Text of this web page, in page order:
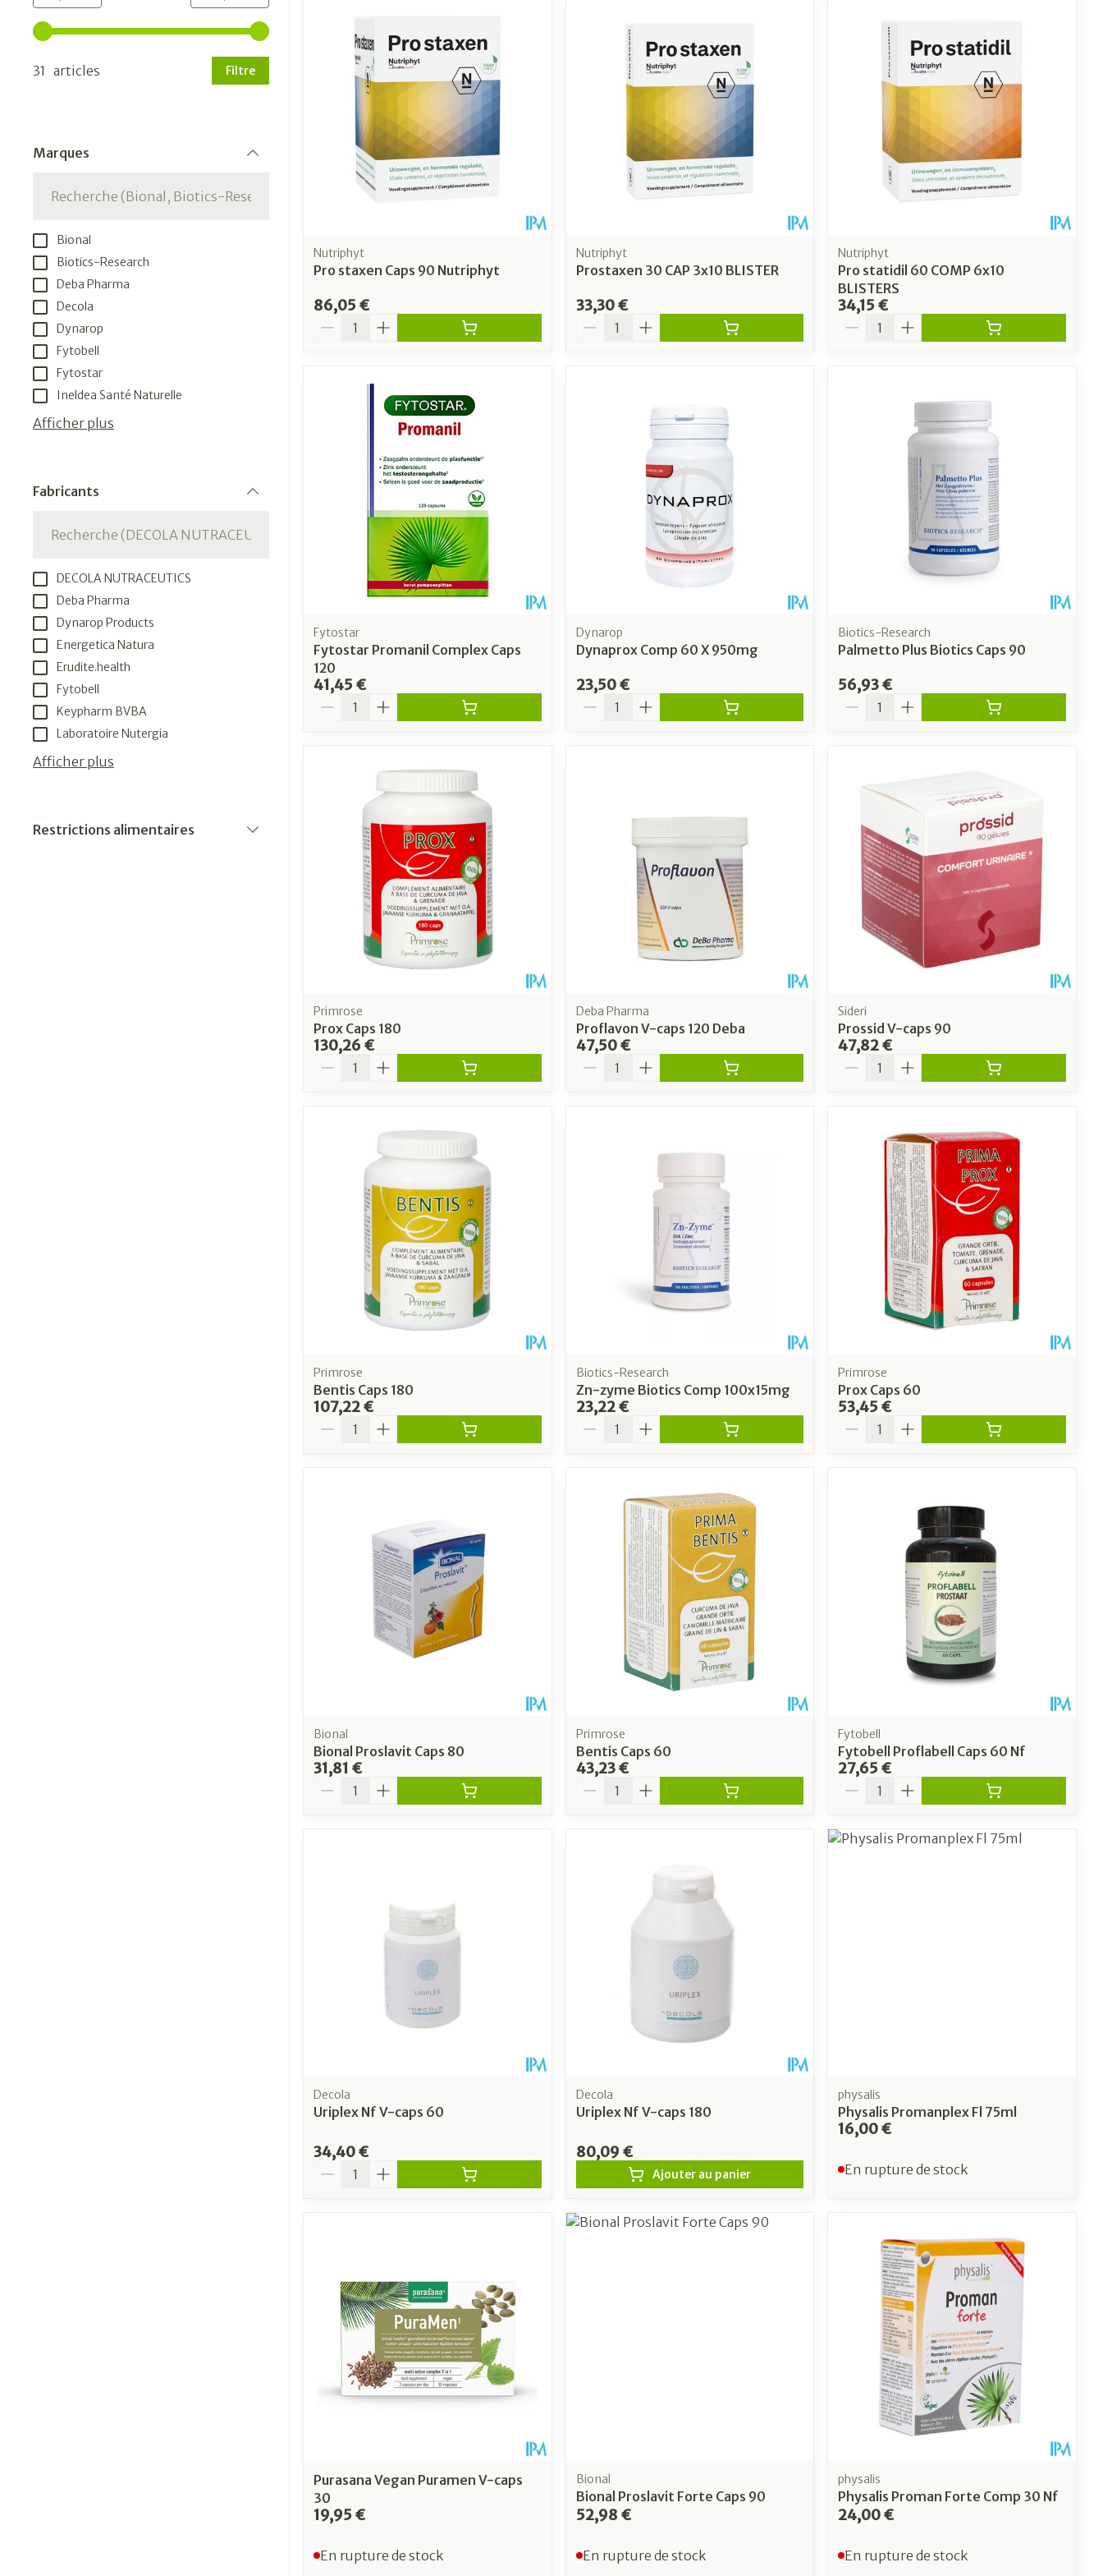
Utilisez les touches fléchées gauche et droite pour ajuster les valeurs minimales et maximales du prix.
31 articles Filtre
Marques
Bional
Biotics-Research
Deba Pharma
Decola
Dynarop
Fytobell
Fytostar
Ineldea Santé Naturelle
Afficher plus
Fabricants
DECOLA NUTRACEUTICS
Deba Pharma
Dynarop Products
Energetica Natura
Erudite.health
Fytobell
Keypharm BVBA
Laboratoire Nutergia
Afficher plus
Restrictions alimentaires
Nutriphyt
Pro staxen Caps 90 Nutriphyt
86,05 €
Quantité
Nutriphyt
Prostaxen 30 CAP 3x10 BLISTER
33,30 €
Quantité
Nutriphyt
Pro statidil 60 COMP 6x10
BLISTERS
34,15 €
Quantité
Fytostar
Fytostar Promanil Complex Caps
120
41,45 €
Quantité
Dynarop
Dynaprox Comp 60 X 950mg
23,50 €
Quantité
Biotics-Research
Palmetto Plus Biotics Caps 90
56,93 €
Quantité
Primrose
Prox Caps 180
130,26 €
Quantité
Deba Pharma
Proflavon V-caps 120 Deba
47,50 €
Quantité
Sideri
Prossid V-caps 90
47,82 €
Quantité
Primrose
Bentis Caps 180
107,22 €
Quantité
Biotics-Research
Zn-zyme Biotics Comp 100x15mg
23,22 €
Quantité
Primrose
Prox Caps 60
53,45 €
Quantité
Bional
Bional Proslavit Caps 80
31,81 €
Quantité
Primrose
Bentis Caps 60
43,23 €
Quantité
Fytobell
Fytobell Proflabell Caps 60 Nf
27,65 €
Quantité
Decola
Uriplex Nf V-caps 60
34,40 €
Quantité
Decola
Uriplex Nf V-caps 180
80,09 €
Ajouter au panier
physalis
Physalis Promanplex Fl 75ml
16,00 €
En rupture de stock
Purasana Vegan Puramen V-caps
30
19,95 €
En rupture de stock
Bional
Bional Proslavit Forte Caps 90
52,98 €
En rupture de stock
physalis
Physalis Proman Forte Comp 30 Nf
24,00 €
En rupture de stock